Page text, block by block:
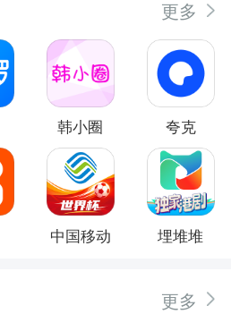
更多
韩小圈 夸克
中国移动 埋堆堆
更多